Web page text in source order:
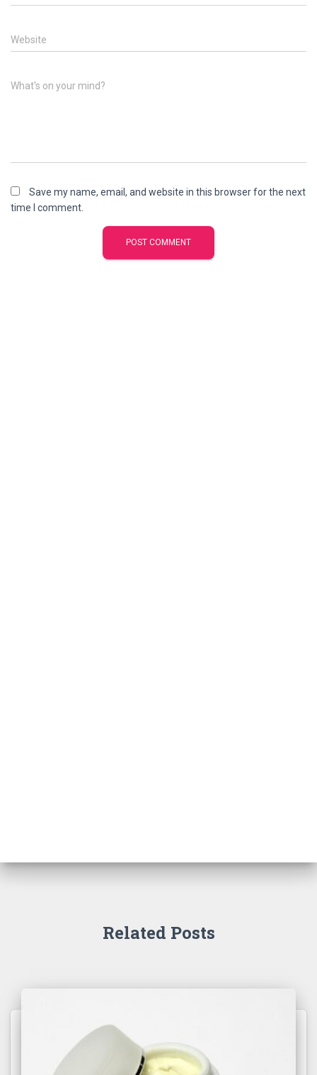
Website
What's on your mind?
Save my name, email, and website in this browser for the next
time I comment.
Related Posts